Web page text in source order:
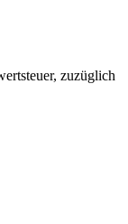
zuzüglich